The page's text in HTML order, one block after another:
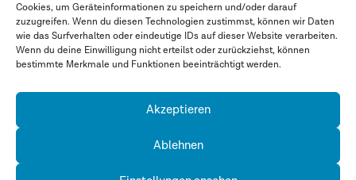
Cookies, um Geräteinformationen zu speichern und/oder darauf
zuzugreifen. Wenn du diesen Technologien zustimmst, können wir Daten
wie das Surfverhalten oder eindeutige IDs auf dieser Website verarbeiten.
Wenn du deine Einwilligung nicht erteilst oder zurückziehst, können
bestimmte Merkmale und Funktionen beeinträchtigt werden.
Akzeptieren
Ablehnen
Für wen wir arbeiten
News
Datenschutzerklärung